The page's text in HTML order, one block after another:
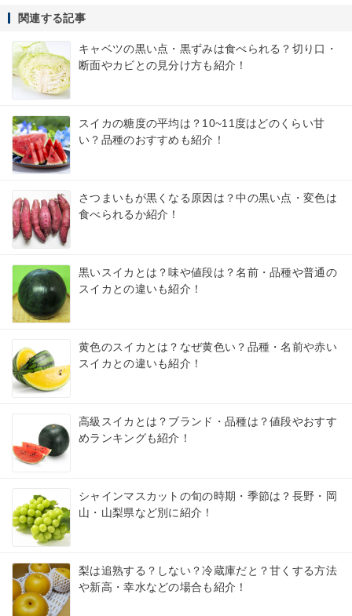
関連する記事
キャベツの黒い点・黒ずみは食べられる？切り口・
断面やカビとの見分け方も紹介！
スイカの糖度の平均は？10~11度はどのくらい甘
い？品種のおすすめも紹介！
さつまいもが黒くなる原因は？中の黒い点・変色は
食べられるか紹介！
黒いスイカとは？味や値段は？名前・品種や普通の
スイカとの違いも紹介！
黄色のスイカとは？なぜ黄色い？品種・名前や赤い
スイカとの違いも紹介！
高級スイカとは？ブランド・品種は？値段やおすす
めランキングも紹介！
シャインマスカットの旬の時期・季節は？長野・岡
山・山梨県など別に紹介！
梨は追熟する？しない？冷蔵庫だと？甘くする方法
や新高・幸水などの場合も紹介！